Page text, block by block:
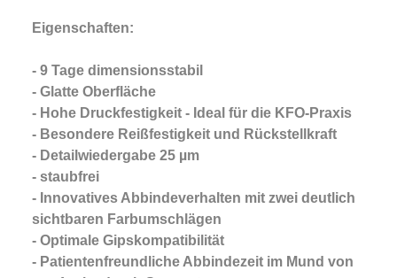
Eigenschaften:
- 9 Tage dimensionsstabil
- Glatte Oberfläche
- Hohe Druckfestigkeit - Ideal für die KFO-Praxis
- Besondere Reißfestigkeit und Rückstellkraft
- Detailwiedergabe 25 µm
- staubfrei
- Innovatives Abbindeverhalten mit zwei deutlich
sichtbaren Farbumschlägen
- Optimale Gipskompatibilität
- Patientenfreundliche Abbindezeit im Mund von